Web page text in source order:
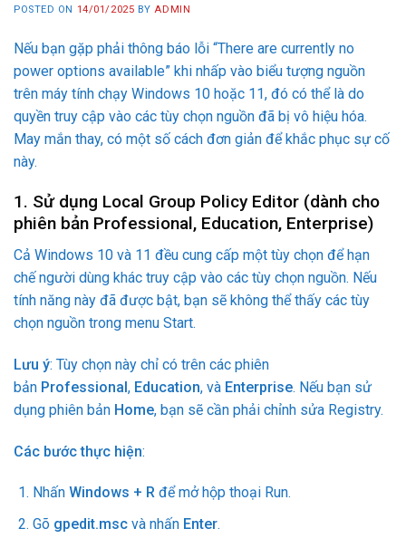
POSTED ON 14/01/2025 BY ADMIN
Nếu bạn gặp phải thông báo lỗi “There are currently no
power options available” khi nhấp vào biểu tượng nguồn
trên máy tính chạy Windows 10 hoặc 11, đó có thể là do
quyền truy cập vào các tùy chọn nguồn đã bị vô hiệu hóa.
May mắn thay, có một số cách đơn giản để khắc phục sự cố
này.
1. Sử dụng Local Group Policy Editor (dành cho
phiên bản Professional, Education, Enterprise)
Cả Windows 10 và 11 đều cung cấp một tùy chọn để hạn
chế người dùng khác truy cập vào các tùy chọn nguồn. Nếu
tính năng này đã được bật, bạn sẽ không thể thấy các tùy
chọn nguồn trong menu Start.
Lưu ý: Tùy chọn này chỉ có trên các phiên
bản Professional, Education, và Enterprise. Nếu bạn sử
dụng phiên bản Home, bạn sẽ cần phải chỉnh sửa Registry.
Các bước thực hiện:
Nhấn Windows + Rđể mở hộp thoại Run.
Gõ gpedit.mscvà nhấn Enter.